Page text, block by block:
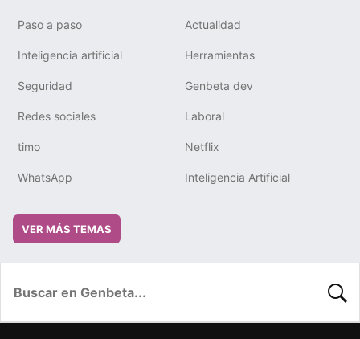
Paso a paso Actualidad
Inteligencia artificial Herramientas
Seguridad Genbeta dev
Redes sociales Laboral
timo Netflix
WhatsApp Inteligencia Artificial
VER MÁS TEMAS